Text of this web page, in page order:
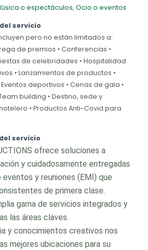
o espectáculos, Ocio o eventos
servicio
pero no están limitados a:
de premios • Conferencias •
de celebridades • Hospitalidad
• Lanzamientos de productos •
deportivos • Cenas de gala •
building • Destino, sede y
• Productos Anti-Covid para
servicio
ofrece soluciones a
y cuidadosamente entregadas
eventos y reuniones (EMI) que
de primera clase.
gama de servicios integrados y
las áreas claves.
y conocimientos creativos nos
mejores ubicaciones para su